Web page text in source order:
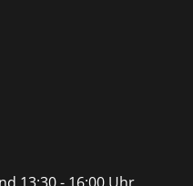
13:30 - 16:00 Uhr